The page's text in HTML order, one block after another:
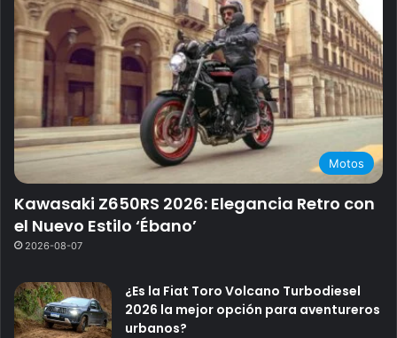
Motos
Kawasaki Z650RS 2026: Elegancia Retro con
el Nuevo Estilo ‘Ébano’
2026-08-07
¿Es la Fiat Toro Volcano Turbodiesel
2026 la mejor opción para aventureros
urbanos?